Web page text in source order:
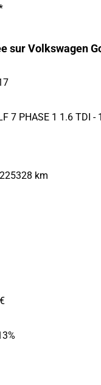
sur Volkswagen
7 PHASE 1 1.6 TDI -
225328 km